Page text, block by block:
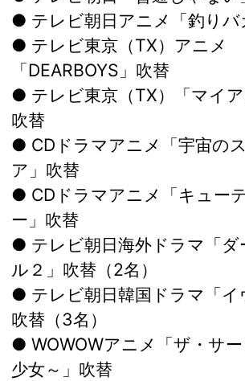
● テレビ朝日アニメ「釣りバ
● テレビ東京（TX）アニメ
「DEARBOYS」吹替
● テレビ東京（TX）「マイア
吹替
● CDドラマアニメ「宇宙の
ア」吹替
● CDドラマアニメ「キュー
ー」吹替
● テレビ朝日海外ドラマ「ダ
ル２」吹替（2名）
● テレビ朝日韓国ドラマ「イ
吹替（3名）
● WOWOWアニメ「ザ・サ
少女～」吹替